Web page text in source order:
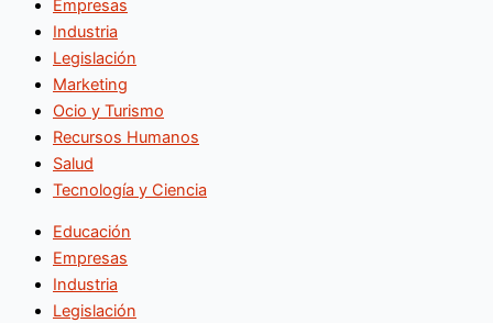
Empresas
Industria
Legislación
Marketing
Ocio y Turismo
Recursos Humanos
Salud
Tecnología y Ciencia
Educación
Empresas
Industria
Legislación